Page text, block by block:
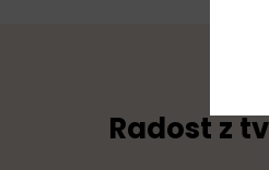
Radost z